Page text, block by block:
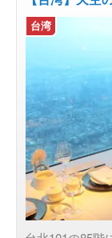
台湾